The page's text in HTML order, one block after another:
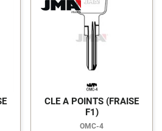
CLE A POINTS (FRAISE
F1)
OMC-4